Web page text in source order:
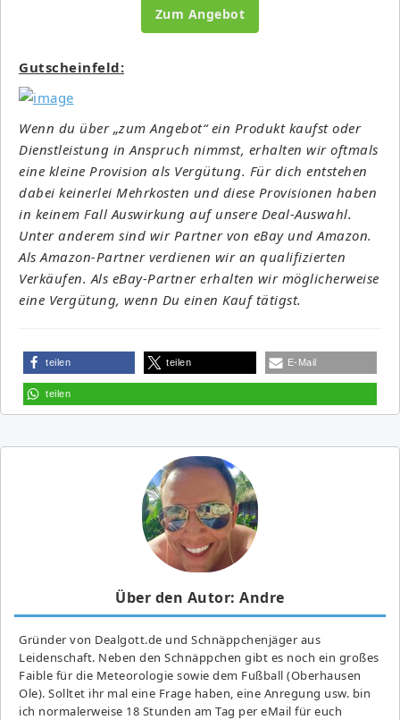
Zum Angebot
Gutscheinfeld:
Wenn du über „zum Angebot“ ein Produkt kaufst oder
Dienstleistung in Anspruch nimmst, erhalten wir oftmals
eine kleine Provision als Vergütung. Für dich entstehen
dabei keinerlei Mehrkosten und diese Provisionen haben
in keinem Fall Auswirkung auf unsere Deal-Auswahl.
Unter anderem sind wir Partner von eBay und Amazon.
Als Amazon-Partner verdienen wir an qualifizierten
Verkäufen. Als eBay-Partner erhalten wir möglicherweise
eine Vergütung, wenn Du einen Kauf tätigst.
teilen teilen E-Mail
teilen
Über den Autor: Andre
Gründer von Dealgott.de und Schnäppchenjäger aus
Leidenschaft. Neben den Schnäppchen gibt es noch ein großes
Fai­ble für die Meteorologie sowie dem Fußball (Oberhausen
Ole). Solltet ihr mal eine Frage haben, eine Anregung usw. bin
ich normalerweise 18 Stunden am Tag per eMail für euch